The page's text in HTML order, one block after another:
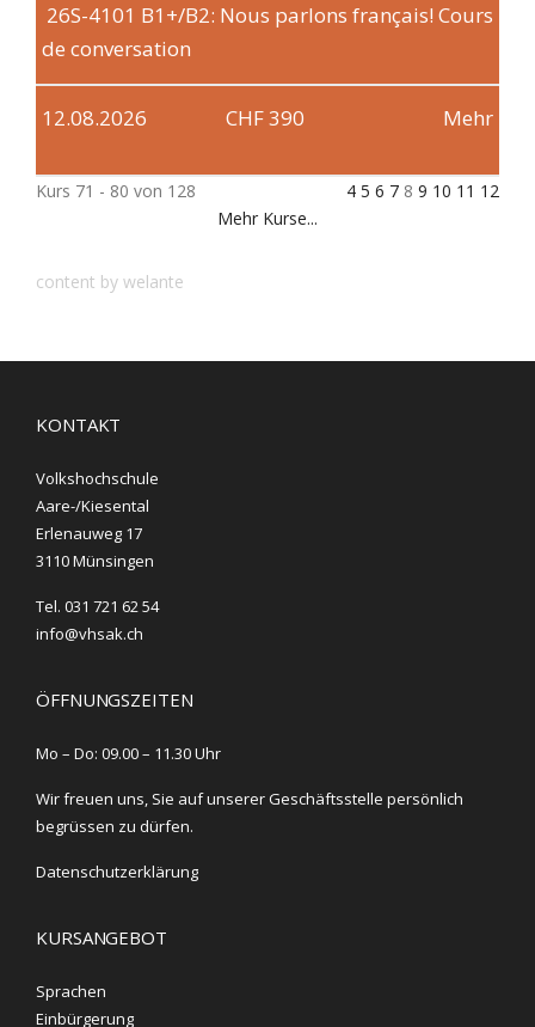
26S-4101 B1+/B2: Nous parlons français! Cours
de conversation
12.08.2026 CHF 390 Mehr
Kurs 71 - 80 von 128 4 5 6 7 8 9 10 11 12
Mehr Kurse...
content by welante
KONTAKT
Volkshochschule
Aare-/Kiesental
Erlenauweg 17
3110 Münsingen
Tel. 031 721 62 54
info@vhsak.ch
ÖFFNUNGSZEITEN
Mo – Do: 09.00 – 11.30 Uhr
Wir freuen uns, Sie auf unserer Geschäftsstelle persönlich
begrüssen zu dürfen.
Datenschutzerklärung
KURSANGEBOT
Sprachen
Einbürgerung